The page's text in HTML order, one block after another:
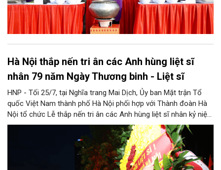
Hà Nội thắp nến tri ân các Anh hùng liệt sĩ
nhân 79 năm Ngày Thương binh - Liệt sĩ
HNP - Tối 25/7, tại Nghĩa trang Mai Dịch, Ủy ban Mặt trận Tổ
quốc Việt Nam thành phố Hà Nội phối hợp với Thành đoàn Hà
Nội tổ chức Lễ thắp nến tri ân các Anh hùng liệt sĩ nhân kỷ niệm
79 năm Ngày Thương binh-Liệt sĩ Việt Nam (27/7/1947-